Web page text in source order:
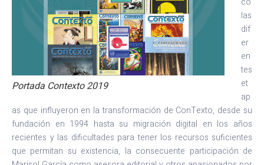
Portada Contexto 2019
las
dif
er
en
tes
et
ap
as que influyeron en la transformación de ConTexto, desde su
fundación en 1994 hasta su migración digital en los años
recientes y las dificultades para tener los recursos suficientes
que permitan su existencia, la consecuente participación de